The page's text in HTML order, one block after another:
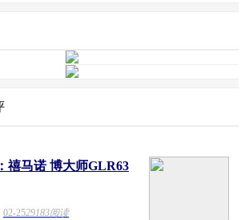
禧马诺 博大师GLR63
02-2529183阅读